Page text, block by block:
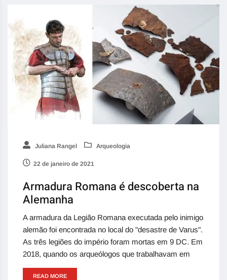
Juliana Rangel Arqueologia
22 de janeiro de 2021
Armadura Romana é descoberta na
Alemanha
A armadura da Legião Romana executada pelo inimigo
alemão foi encontrada no local do "desastre de Varus".
As três legiões do império foram mortas em 9 DC. Em
2018, quando os arqueólogos que trabalhavam em
READ MORE